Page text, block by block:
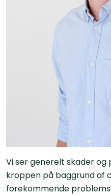
Vi ser generelt skader
kroppen på baggrund af
forekommende